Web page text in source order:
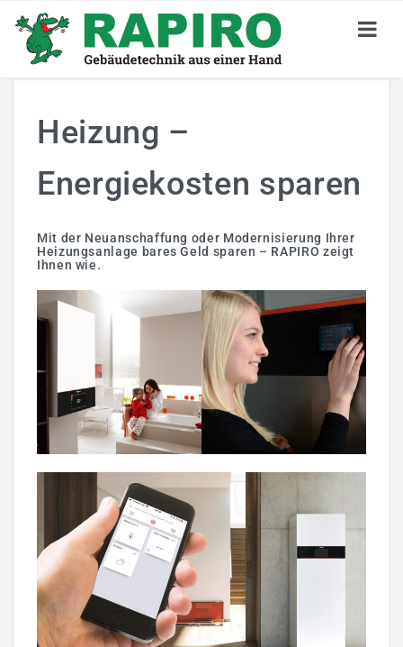
Stellenangebote
Jetzt Bewerben
Darum RAPIRO
Wir Sind RAPIRO
Privatkunden
Badmodernisierung - Bäder Zum Wohlfühlen!
Fliesenverlegung - Wir Können Auch Fliese!
Heizung - Energiekosten Sparen
Klima & Lüftungstechnik
Elektrotechnik - Wir Stehen Unter Spannung!
Wartung/Inspektion & 24h Notdienst
Gewerbekunden
Heizung –
Energiekosten sparen
Mit der Neuanschaffung oder Modernisierung Ihrer
Heizungsanlage bares Geld sparen – RAPIRO zeigt
Ihnen wie.